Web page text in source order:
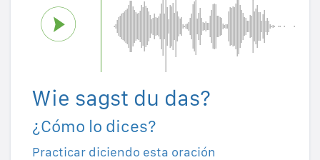
Wie sagst du das?
¿Cómo lo dices?
Practicar diciendo esta oración